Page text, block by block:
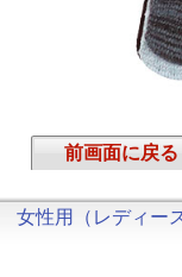
前画面に戻る
女性用（レディース